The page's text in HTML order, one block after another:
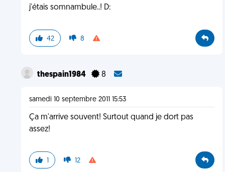
j'étais somnambule..! D:
42 8
thespain1984 8
samedi 10 septembre 2011 15:53
Ça m'arrive souvent! Surtout quand je dort pas
assez!
1 12